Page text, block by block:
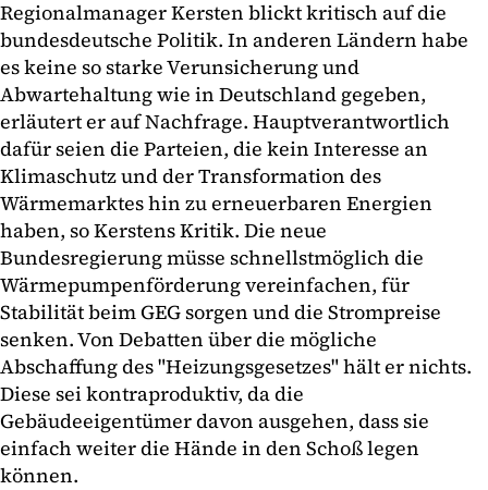
Regionalmanager Kersten blickt kritisch auf die
bundesdeutsche Politik. In anderen Ländern habe
es keine so starke Verunsicherung und
Abwartehaltung wie in Deutschland gegeben,
erläutert er auf Nachfrage. Hauptverantwortlich
dafür seien die Parteien, die kein Interesse an
Klimaschutz und der Transformation des
Wärmemarktes hin zu erneuerbaren Energien
haben, so Kerstens Kritik. Die neue
Bundesregierung müsse schnellstmöglich die
Wärmepumpenförderung vereinfachen, für
Stabilität beim GEG sorgen und die Strompreise
senken. Von Debatten über die mögliche
Abschaffung des "Heizungsgesetzes" hält er nichts.
Diese sei kontraproduktiv, da die
Gebäudeeigentümer davon ausgehen, dass sie
einfach weiter die Hände in den Schoß legen
können.